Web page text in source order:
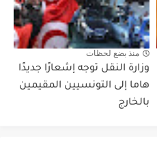
منذ بضع لحظات
وزارة النقل توجه إشعارًا جديدًا
هاما إلى التونسيين المقيمين
بالخارج